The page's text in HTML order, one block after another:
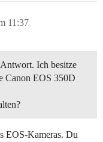
11:37
Ich besitze
Canon EOS 350D
EOS-Kameras. Du